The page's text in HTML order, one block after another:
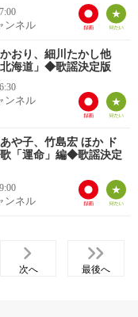
ンネル
おり、細川たかし他
海道」◆歌謡決定版
ンネル
や子、竹島宏 ほか ド
「運命」編◆歌謡決定
ンネル
次へ 最後へ